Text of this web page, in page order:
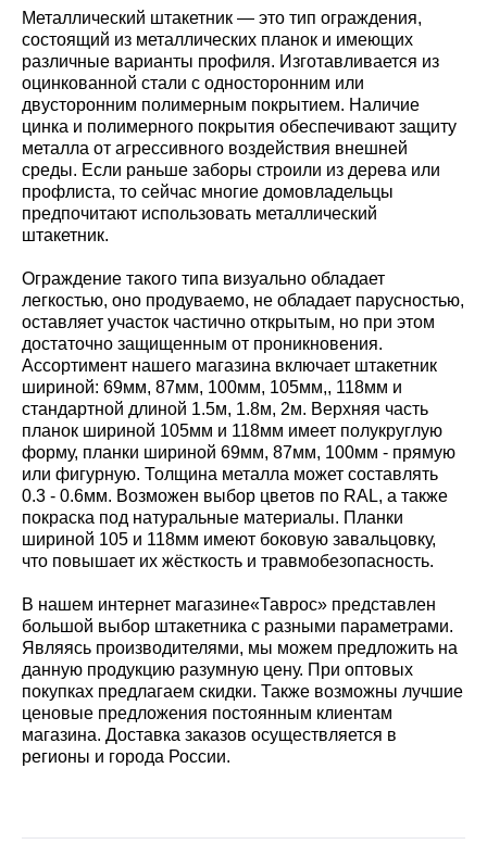
Металлический штакетник — это тип ограждения,
состоящий из металлических планок и имеющих
различные варианты профиля. Изготавливается из
оцинкованной стали с односторонним или
двусторонним полимерным покрытием. Наличие
цинка и полимерного покрытия обеспечивают защиту
металла от агрессивного воздействия внешней
среды. Если раньше заборы строили из дерева или
профлиста, то сейчас многие домовладельцы
предпочитают использовать металлический
штакетник.
Ограждение такого типа визуально обладает
легкостью, оно продуваемо, не обладает парусностью,
оставляет участок частично открытым, но при этом
достаточно защищенным от проникновения.
Ассортимент нашего магазина включает штакетник
шириной: 69мм, 87мм, 100мм, 105мм,, 118мм и
стандартной длиной 1.5м, 1.8м, 2м. Верхняя часть
планок шириной 105мм и 118мм имеет полукруглую
форму, планки шириной 69мм, 87мм, 100мм - прямую
или фигурную. Толщина металла может составлять
0.3 - 0.6мм. Возможен выбор цветов по RAL, а также
покраска под натуральные материалы. Планки
шириной 105 и 118мм имеют боковую завальцовку,
что повышает их жёсткость и травмобезопасность.
В нашем интернет магазине«Таврос» представлен
большой выбор штакетника с разными параметрами.
Являясь производителями, мы можем предложить на
данную продукцию разумную цену. При оптовых
покупках предлагаем скидки. Также возможны лучшие
ценовые предложения постоянным клиентам
магазина. Доставка заказов осуществляется в
регионы и города России.